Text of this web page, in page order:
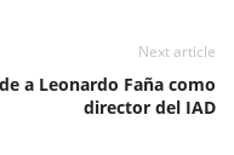
Next article
a Leonardo Faña como
director del IAD